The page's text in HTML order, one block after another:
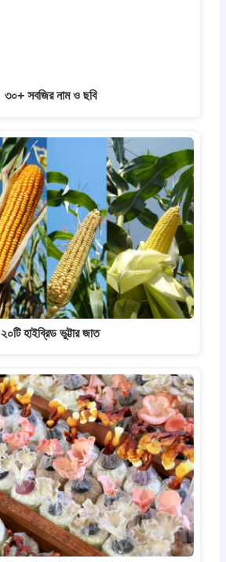
৩০+ সবজির নাম ও ছবি
২০টি হাইব্রিড ভুট্টার জাত